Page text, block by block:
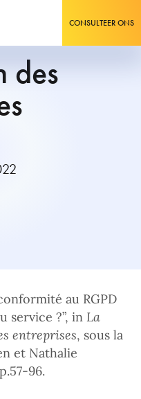
CONSULTEER ONS
des
au RGPD
service ?”, in La
entreprises, sous la
et Nathalie
96.